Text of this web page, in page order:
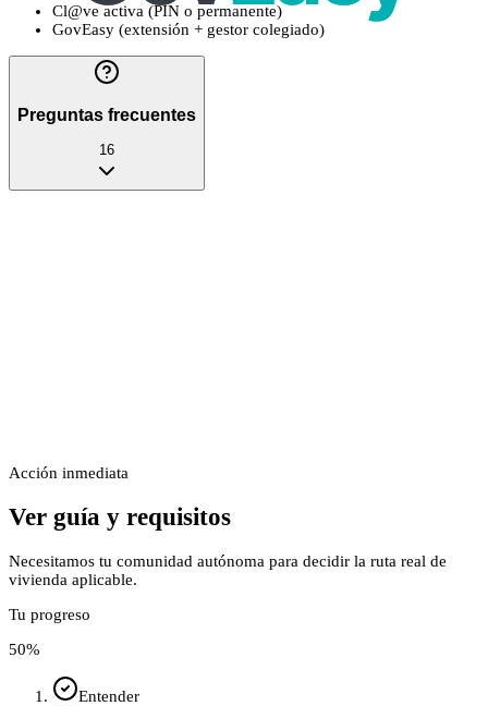
Cl@ve activa (PIN o permanente)
GovEasy (extensión + gestor colegiado)
Preguntas frecuentes
16
Acción inmediata
Ver guía y requisitos
Necesitamos tu comunidad autónoma para decidir la ruta real de
vivienda aplicable.
Tu progreso
50%
Entender